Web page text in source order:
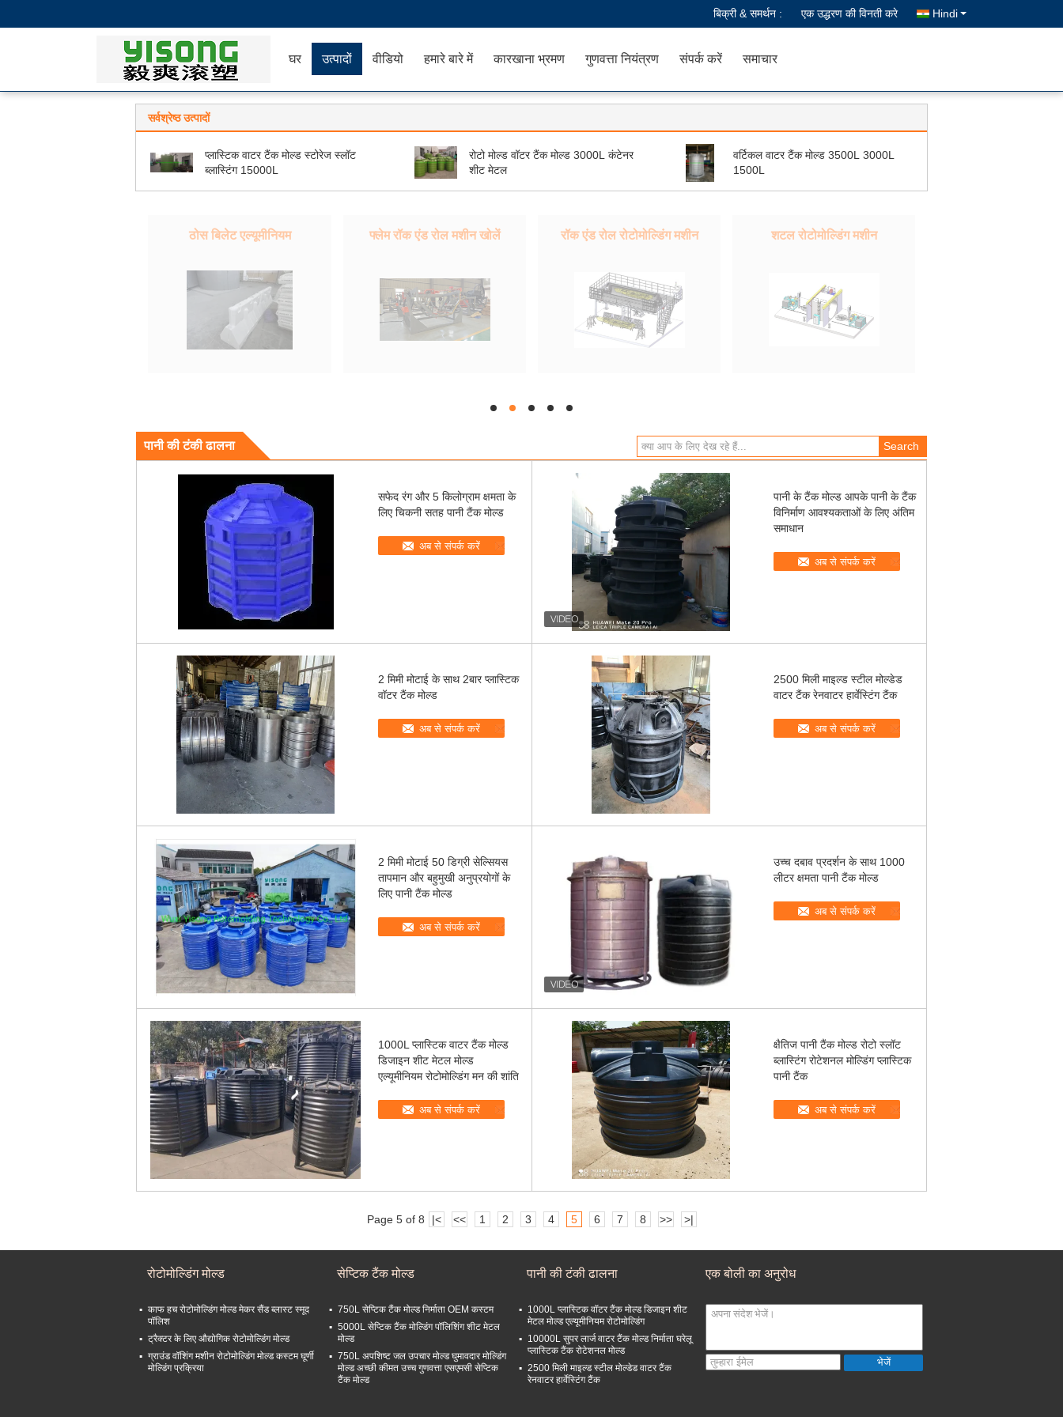
बिक्री & समर्थन : एक उद्धरण की विनती करे Hindi
घर उत्पादों वीडियो हमारे बारे में कारखाना भ्रमण गुणवत्ता नियंत्रण संपर्क करें समाचार
सर्वश्रेष्ठ उत्पादों
प्लास्टिक वाटर टैंक मोल्ड स्टोरेज स्लॉट
ब्लास्टिंग 15000L
रोटो मोल्ड वॉटर टैंक मोल्ड 3000L कंटेनर
शीट मेटल
वर्टिकल वाटर टैंक मोल्ड 3500L 3000L
1500L
ठोस बिलेट एल्यूमीनियम फ्लेम रॉक एंड रोल मशीन खोलें रॉक एंड रोल रोटोमोल्डिंग मशीन शटल रोटोमोल्डिंग मशीन
hd hd hd hd hd
पानी की टंकी ढालना
सफेद रंग और 5 किलोग्राम क्षमता के
लिए चिकनी सतह पानी टैंक मोल्ड
अब से संपर्क करें
पानी के टैंक मोल्ड आपके पानी के टैंक
विनिर्माण आवश्यकताओं के लिए अंतिम
समाधान
अब से संपर्क करें
2 मिमी मोटाई के साथ 2बार प्लास्टिक
वॉटर टैंक मोल्ड
अब से संपर्क करें
2500 मिली माइल्ड स्टील मोल्डेड
वाटर टैंक रेनवाटर हार्वेस्टिंग टैंक
अब से संपर्क करें
2 मिमी मोटाई 50 डिग्री सेल्सियस
तापमान और बहुमुखी अनुप्रयोगों के
लिए पानी टैंक मोल्ड
अब से संपर्क करें
उच्च दबाव प्रदर्शन के साथ 1000
लीटर क्षमता पानी टैंक मोल्ड
अब से संपर्क करें
1000L प्लास्टिक वाटर टैंक मोल्ड
डिजाइन शीट मेटल मोल्ड
एल्यूमीनियम रोटोमोल्डिंग मन की शांति
अब से संपर्क करें
क्षैतिज पानी टैंक मोल्ड रोटो स्लॉट
ब्लास्टिंग रोटेशनल मोल्डिंग प्लास्टिक
पानी टैंक
अब से संपर्क करें
Page 5 of 8 |< << 1 2 3 4 5 6 7 8 >> >|
रोटोमोल्डिंग मोल्ड
काफ हच रोटोमोल्डिंग मोल्ड मेकर सैंड ब्लास्ट स्मूद
पॉलिश
ट्रैक्टर के लिए औद्योगिक रोटोमोल्डिंग मोल्ड
ग्राउंड वॉशिंग मशीन रोटोमोल्डिंग मोल्ड कस्टम घूर्णी
मोल्डिंग प्रक्रिया
सेप्टिक टैंक मोल्ड
750L सेप्टिक टैंक मोल्ड निर्माता OEM कस्टम
5000L सेप्टिक टैंक मोल्डिंग पॉलिशिंग शीट मेटल
मोल्ड
750L अपशिष्ट जल उपचार मोल्ड घुमावदार मोल्डिंग
मोल्ड अच्छी कीमत उच्च गुणवत्ता एसएमसी सेप्टिक
टैंक मोल्ड
पानी की टंकी ढालना
1000L प्लास्टिक वॉटर टैंक मोल्ड डिजाइन शीट
मेटल मोल्ड एल्यूमीनियम रोटोमोल्डिंग
10000L सुपर लार्ज वाटर टैंक मोल्ड निर्माता घरेलू
प्लास्टिक टैंक रोटेशनल मोल्ड
2500 मिली माइल्ड स्टील मोल्डेड वाटर टैंक
रेनवाटर हार्वेस्टिंग टैंक
एक बोली का अनुरोध
भेजें